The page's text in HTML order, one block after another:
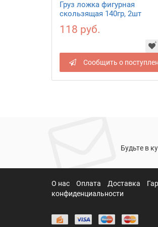
Груз ложка фигурная
скользящая 140гр, 2шт
118 руб.
Сообщить о
Будьте в
О нас Оплата Доставка
конфиденциальности